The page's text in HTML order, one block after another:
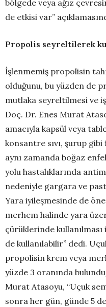
bölgede veya ağız
de etkisi var”
Propolis seyreltilerek
İşlenmemiş propolisin
olduğunu, bu yüzden de
mutlaka seyreltilmesi ve
Doç. Dr. Enes Murat
amacıyla kapsül veya
konsantre sıvı, şurup
aynı zamanda boğaz
yolu hastalıklarında
nedeniyle gargara ve
Yara iyileşmesinde de
merhem halinde yara
çürüklerinde
de kullanılabilir” dedi.
propolisin krem veya
yüzde 3 oranında
Murat Atasoyu, “Uçuk
sonra her gün, günde 5